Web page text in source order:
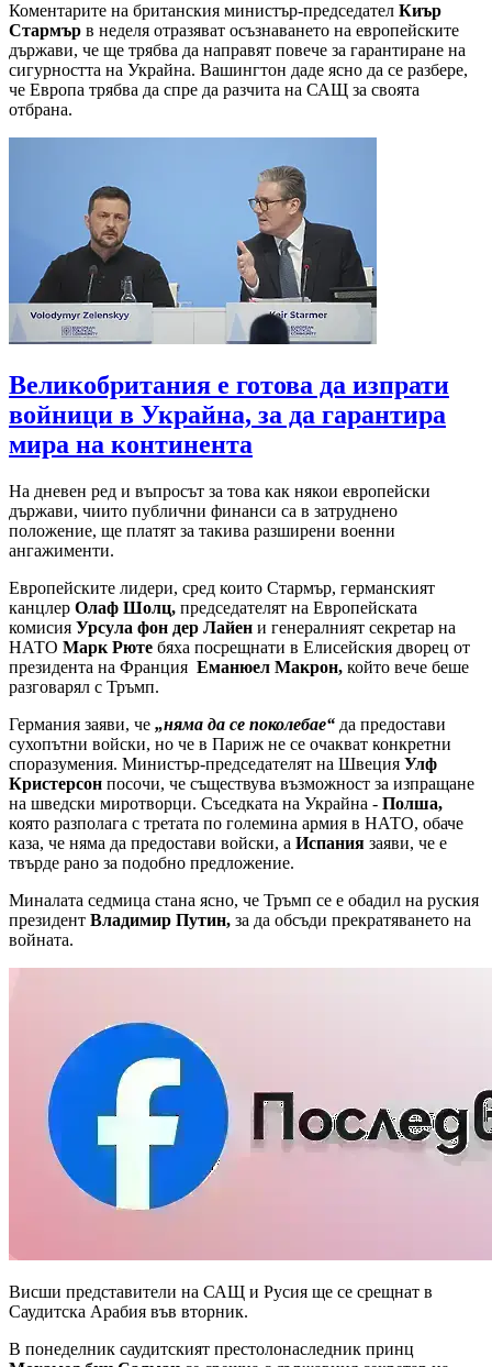
Коментарите на британския министър-председател Киър
Стармър в неделя отразяват осъзнаването на европейските
държави, че ще трябва да направят повече за гарантиране на
сигурността на Украйна. Вашингтон даде ясно да се разбере,
че Европа трябва да спре да разчита на САЩ за своята
отбрана.
Великобритания е готова да изпрати
войници в Украйна, за да гарантира
мира на континента
На дневен ред и въпросът за това как някои европейски
държави, чиито публични финанси са в затруднено
положение, ще платят за такива разширени военни
ангажименти.
Европейските лидери, сред които Стармър, германският
канцлер Олаф Шолц, председателят на Европейската
комисия Урсула фон дер Лайен и генералният секретар на
НАТО Марк Рюте бяха посрещнати в Елисейския дворец от
президента на Франция Еманюел Макрон, който вече беше
разговарял с Тръмп.
Германия заяви, че „няма да се поколебае“ да предостави
сухопътни войски, но че в Париж не се очакват конкретни
споразумения. Министър-председателят на Швеция Улф
Кристерсон посочи, че съществува възможност за изпращане
на шведски миротворци. Съседката на Украйна - Полша,
която разполага с третата по големина армия в НАТО, обаче
каза, че няма да предостави войски, а Испания заяви, че е
твърде рано за подобно предложение.
Миналата седмица стана ясно, че Тръмп се е обадил на руския
президент Владимир Путин, за да обсъди прекратяването на
войната.
Висши представители на САЩ и Русия ще се срещнат в
Саудитска Арабия във вторник.
В понеделник саудитският престолонаследник принц